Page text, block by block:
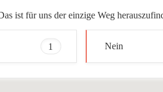
ist für uns der einzige Weg
1 Nein